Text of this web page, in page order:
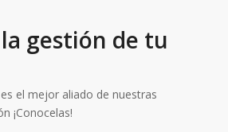
gestión de tu
el mejor aliado de nuestras
¡Conocelas!